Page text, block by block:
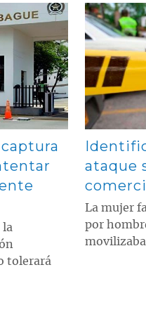
la
tolerará
Contenido
ataque
La mujer
por